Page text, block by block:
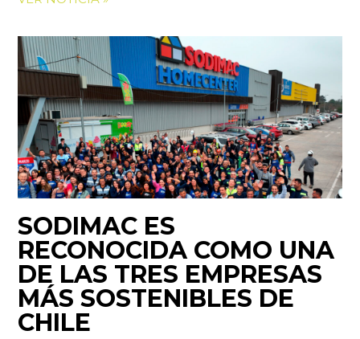
SODIMAC ES
RECONOCIDA COMO UNA
DE LAS TRES EMPRESAS
MÁS SOSTENIBLES DE
CHILE